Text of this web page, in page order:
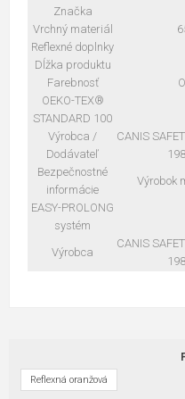
Značka
Vrchný materiál
Reflexné doplnky
Dĺžka produktu
Farebnosť
OEKO-TEX®
STANDARD 100
Výrobca /
Dodávateľ
CANIS
Bezpečnostné
informácie
Výrobok
EASY-PROLONG
systém
Výrobca
CANIS
Reflexná oranžová